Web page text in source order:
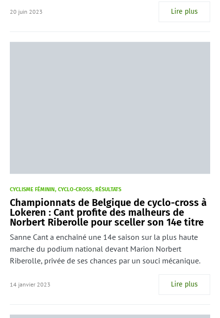
20 juin 2023 Lire plus
CYCLISME FÉMININ CYCLO-CROSS RÉSULTATS
Championnats de Belgique de cyclo-cross à
Lokeren : Cant profite des malheurs de
Norbert Riberolle pour sceller son 14e titre
Sanne Cant a enchaîné une 14e saison sur la plus haute
marche du podium national devant Marion Norbert
Riberolle, privée de ses chances par un souci mécanique.
14 janvier 2023 Lire plus